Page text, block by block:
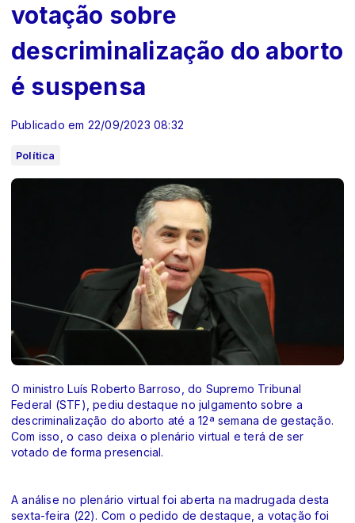
votação sobre
descriminalização do aborto
é suspensa
Publicado em 22/09/2023 08:32
Política
O ministro Luís Roberto Barroso, do Supremo Tribunal
Federal (STF), pediu destaque no julgamento sobre a
descriminalização do aborto até a 12ª semana de gestação.
Com isso, o caso deixa o plenário virtual e terá de ser
votado de forma presencial.
A análise no plenário virtual foi aberta na madrugada desta
sexta-feira (22). Com o pedido de destaque, a votação foi